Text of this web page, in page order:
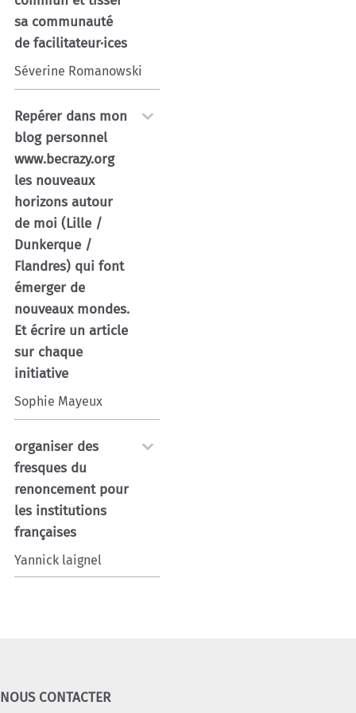
sa communauté
de facilitateur·ices
Séverine Romanowski
Repérer dans mon
blog personnel
www.becrazy.org
les nouveaux
horizons autour
de moi (Lille /
Dunkerque /
Flandres) qui font
émerger de
nouveaux mondes.
Et écrire un article
sur chaque
initiative
Sophie Mayeux
organiser des
fresques du
renoncement pour
les institutions
françaises
Yannick laignel
NOUS CONTACTER